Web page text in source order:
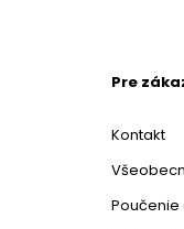
Pre
Kontakt